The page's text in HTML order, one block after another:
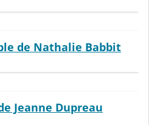
de Nathalie Babbit
Jeanne Dupreau